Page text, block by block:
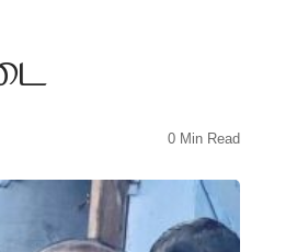
0 Min Read